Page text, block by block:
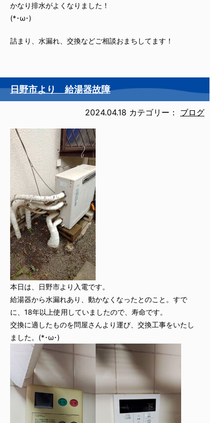
かなり排水がよくなりました！
(*･ω･)
詰まり、水漏れ、交換などご相談おまちしてます！
日野市より 給湯器故障
2024.04.18 カテゴリー： ブログ
本日は、日野市より入電です。
給湯器から水漏れあり、動かなくなったとのこと。すで
に、18年以上使用していましたので、寿命です。
交換に適したものを問屋さんより運び、交換工事をいたし
ました。(*･ω･)